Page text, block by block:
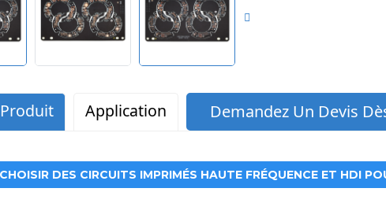
Application Demandez Un Devis
DES CIRCUITS IMPRIMÉS HAUTE FRÉQUENCE ET HDI